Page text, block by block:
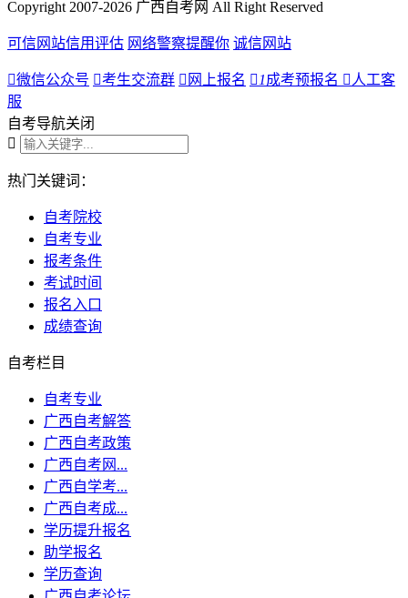
Copyright 2007-2026 广西自考网 All Right Reserved
可信网站信用评估 网络警察提醒你 诚信网站
微信公众号 考生交流群  网上报名  1成考预报名  人工客
服
自考导航关闭

热门关键词：
自考院校
自考专业
报考条件
考试时间
报名入口
成绩查询
自考栏目
自考专业
广西自考解答
广西自考政策
广西自考网...
广西自学考...
广西自考成...
学历提升报名
助学报名
学历查询